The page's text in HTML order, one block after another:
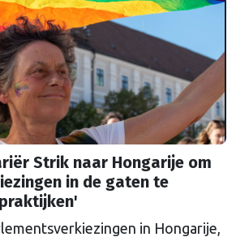
Strik naar Hongarije om
in de gaten te
in Hongarije,